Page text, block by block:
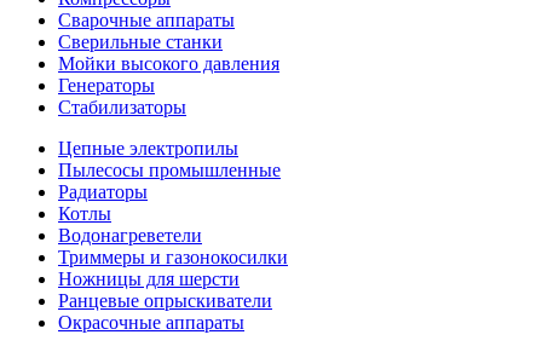
Сварочные аппараты
Сверильные станки
Мойки высокого давления
Генераторы
Стабилизаторы
Цепные электропилы
Пылесосы промышленные
Радиаторы
Котлы
Водонагреветели
Триммеры и газонокосилки
Ножницы для шерсти
Ранцевые опрыскиватели
Окрасочные аппараты